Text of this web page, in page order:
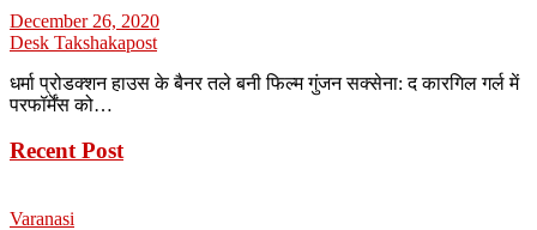
December 26, 2020
Desk Takshakapost
धर्मा प्रोडक्शन हाउस के बैनर तले बनी फिल्म गुंजन सक्सेना: द कारगिल गर्ल में
परफॉर्मेंस को…
Recent Post
Varanasi